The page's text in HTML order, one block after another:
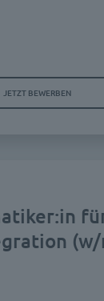
JETZT BEWERBEN